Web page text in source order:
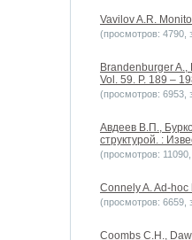
Vavilov A.R.
(просмотров: 4790,
Brandenburger
Vol. 59. P. 189 –
(просмотров: 6953,
Авдеев В.П.,
структурой. :
(просмотров:
Connely A. Ad-
(просмотров: 6659,
Coombs C.H.,